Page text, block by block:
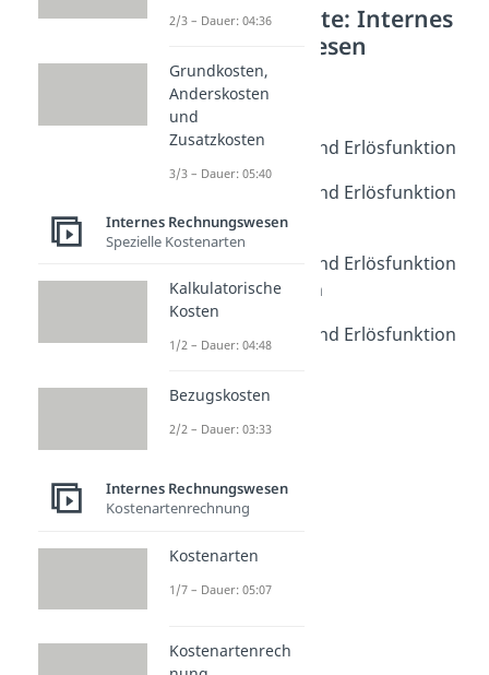
Weitere Inhalte: Internes
Rechnungswesen
Kostenfunktionen
Kostenfunktion
Dauer: 03:23
Gewinnfunktion und Erlösfunktion
Dauer: 03:32
Gewinnfunktion und Erlösfunktion
Übungsaufgabe
Dauer: 02:54
Gewinnfunktion und Erlösfunktion
Verständnisfragen
Dauer: 06:06
Gewinnfunktion und Erlösfunktion
2/3 – Dauer: 04:36
Grundkosten,
Anderskosten
und
Zusatzkosten
3/3 – Dauer: 05:40
Internes Rechnungswesen
Spezielle Kostenarten
Kalkulatorische
Kosten
1/2 – Dauer: 04:48
Bezugskosten
2/2 – Dauer: 03:33
Internes Rechnungswesen
Kostenartenrechnung
Kostenarten
1/7 – Dauer: 05:07
Kostenartenrech